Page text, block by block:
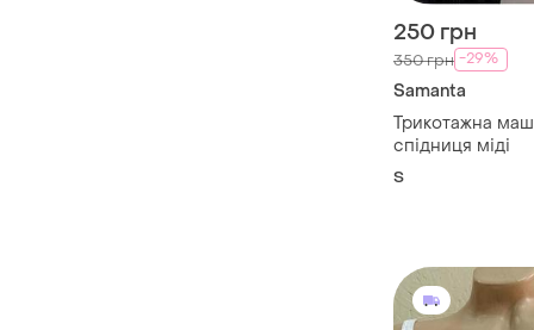
250 грн
350 грн -29%
Samanta
Трикотажна
спідниця міді
S